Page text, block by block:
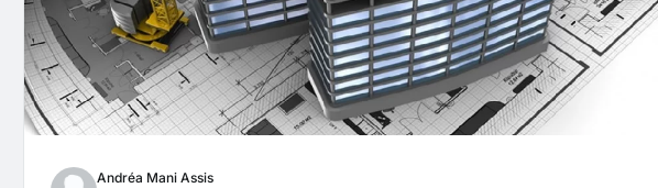
Andréa Mani Assis